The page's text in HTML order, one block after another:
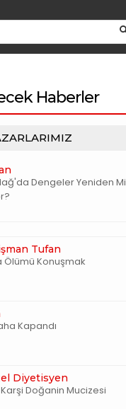
Haberler
Dengeler Yeniden Mi
Tufan
Ölümü Konuşmak
Kapandı
Diyetisyen
Doğanin Mucizesi